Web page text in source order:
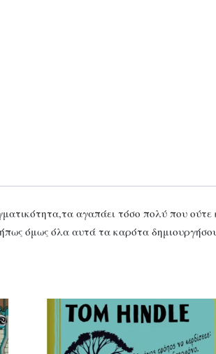
αγαπάει τόσο πολύ που
όμως όλα αυτά τα καρότα